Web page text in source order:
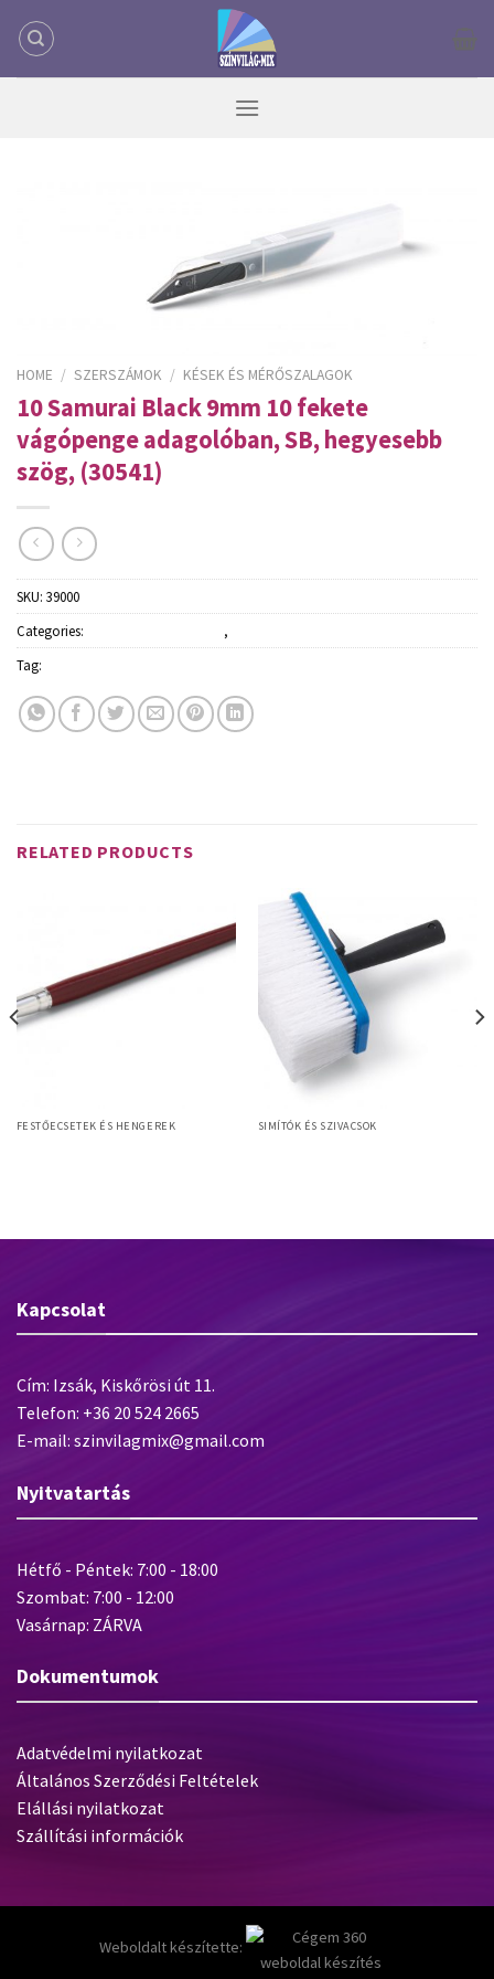
HOME / SZERSZÁMOK / KÉSEK ÉS MÉRŐSZALAGOK
10 Samurai Black 9mm 10 fekete
vágópenge adagolóban, SB, hegyesebb
szög, (30541)
SKU: 39000
Categories:
,
Tag:
RELATED PRODUCTS
FESTŐECSETEK ÉS HENGEREK SIMÍTÓK ÉS SZIVACSOK
Kapcsolat
Cím: Izsák, Kiskőrösi út 11.
Telefon: +36 20 524 2665
E-mail: szinvilagmix@gmail.com
Nyitvatartás
Hétfő - Péntek: 7:00 - 18:00
Szombat: 7:00 - 12:00
Vasárnap: ZÁRVA
Dokumentumok
Adatvédelmi nyilatkozat
Általános Szerződési Feltételek
Elállási nyilatkozat
Szállítási információk
Weboldalt készítette: